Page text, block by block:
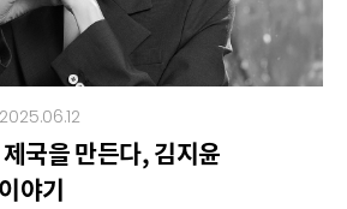
2025.06.12
국을 만든다, 김지윤
야기